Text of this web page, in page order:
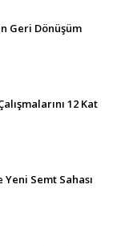
Geri Dönüşüm
12 Kat
Semt Sahası